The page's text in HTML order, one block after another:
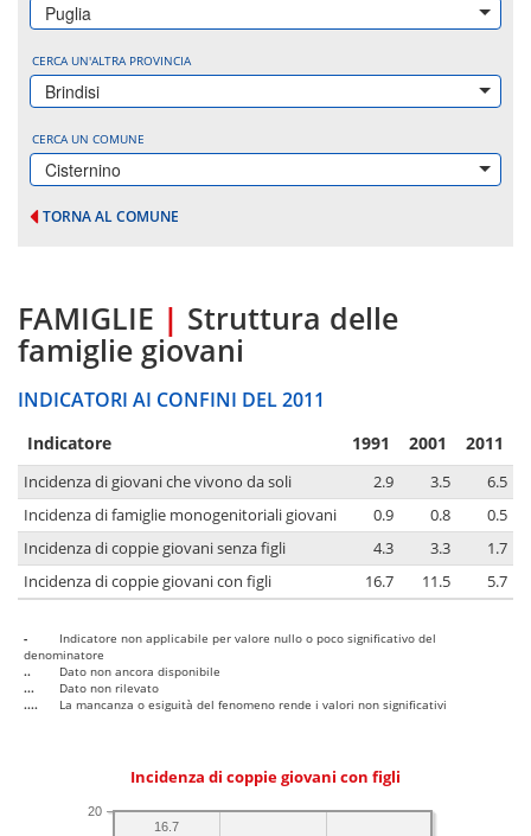
Puglia
CERCA UN'ALTRA PROVINCIA
Brindisi
CERCA UN COMUNE
Cisternino
TORNA AL COMUNE
FAMIGLIE | Struttura delle
famiglie giovani
INDICATORI AI CONFINI DEL 2011
Indicatore 1991 2001 2011
Incidenza di giovani che vivono da soli 2.9 3.5
6.5
Incidenza di famiglie monogenitoriali giovani
0.9 0.8
0.5
Incidenza di coppie giovani senza figli
4.3 3.3
1.7
Incidenza di coppie giovani con figli
16.7 11.5 5.7
-
Indicatore non applicabile per valore nullo o poco significativo del
denominatore
..
Dato non ancora disponibile
...
Dato non rilevato
....
La mancanza o esiguità del fenomeno rende i valori non significativi
Incidenza di coppie giovani con figli
20
16.7